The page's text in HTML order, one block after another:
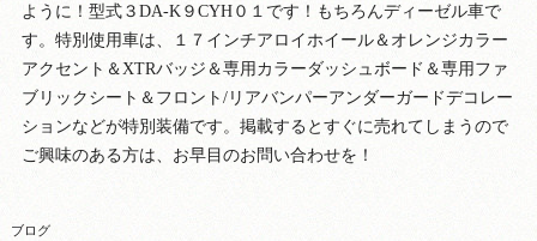
ように！型式３DA-K９CYH０１です！もちろんディーゼル車で
す。特別使用車は、１７インチアロイホイール＆オレンジカラー
アクセント＆XTRバッジ＆専用カラーダッシュボード＆専用ファ
ブリックシート＆フロント/リアバンパーアンダーガードデコレー
ションなどが特別装備です。掲載するとすぐに売れてしまうので
ご興味のある方は、お早目のお問い合わせを！
ブログ